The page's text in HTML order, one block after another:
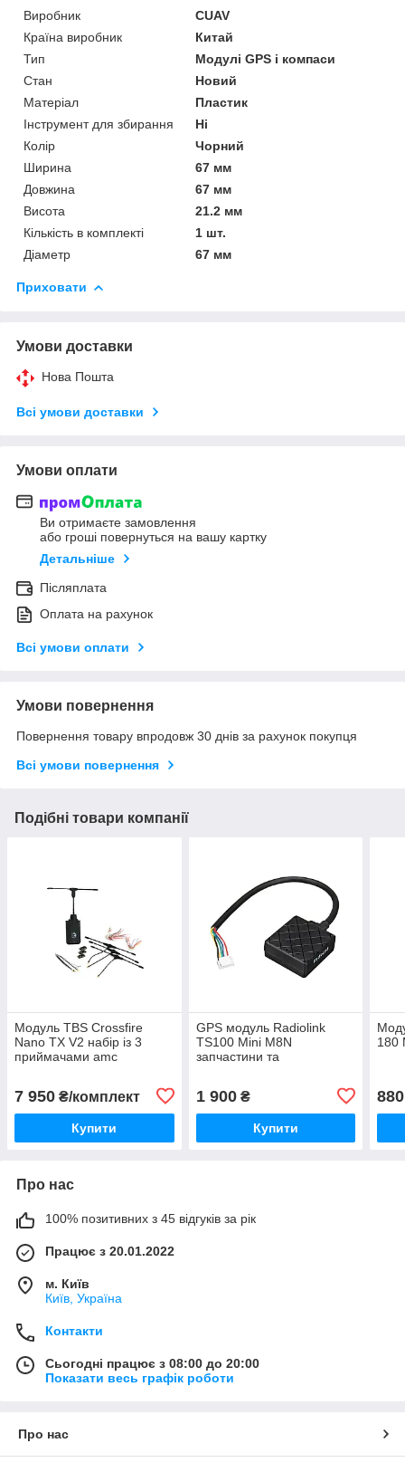
Виробник
CUAV
Країна виробник
Китай
Тип
Модулі GPS і компаси
Стан
Новий
Матеріал
Пластик
Інструмент для збирання
Ні
Колір
Чорний
Ширина
67 мм
Довжина
67 мм
Висота
21.2 мм
Кількість в комплекті
1 шт.
Діаметр
67 мм
Приховати
Умови доставки
Нова Пошта
Всі умови доставки
Умови оплати
Ви отримаєте замовлення
або гроші повернуться на вашу картку
Детальніше
Післяплата
Оплата на рахунок
Всі умови оплати
Умови повернення
Повернення товару впродовж 30 днів за рахунок покупця
Всі умови повернення
Подібні товари компанії
Модуль TBS Crossfire
Nano TX V2 набір із 3
приймачами amc
7 950 ₴/комплект
Купити
GPS модуль Radiolink
TS100 Mini M8N
запчастини та
радіокерованих моделей
amc
1 900₴
Купити
180
880
Про нас
100% позитивних з 45 відгуків за рік
Працює з 20.01.2022
м. Київ
Київ, Україна
Контакти
Сьогодні працює з 08:00 до 20:00
Показати весь графік роботи
Про нас